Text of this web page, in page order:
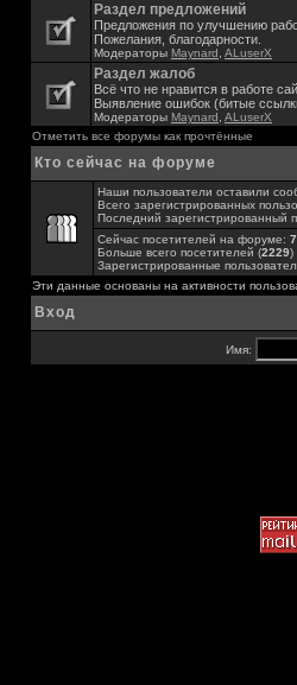
Раздел предложений
Предложения по улучшению
Пожелания, благодарности.
Модераторы Maynard ALuserX
Раздел жалоб
Всё что не нравится в работе
Выявление ошибок (битые
Модераторы Maynard ALuserX
Отметить все форумы как прочтённые
Кто сейчас на форуме
Наши пользователи оставили
Всего зарегистрированных
Последний зарегистрированный
Сейчас посетителей на форуме:
Больше всего посетителей (2229)
Зарегистрированные
Эти данные основаны на активности
Вход
Имя: